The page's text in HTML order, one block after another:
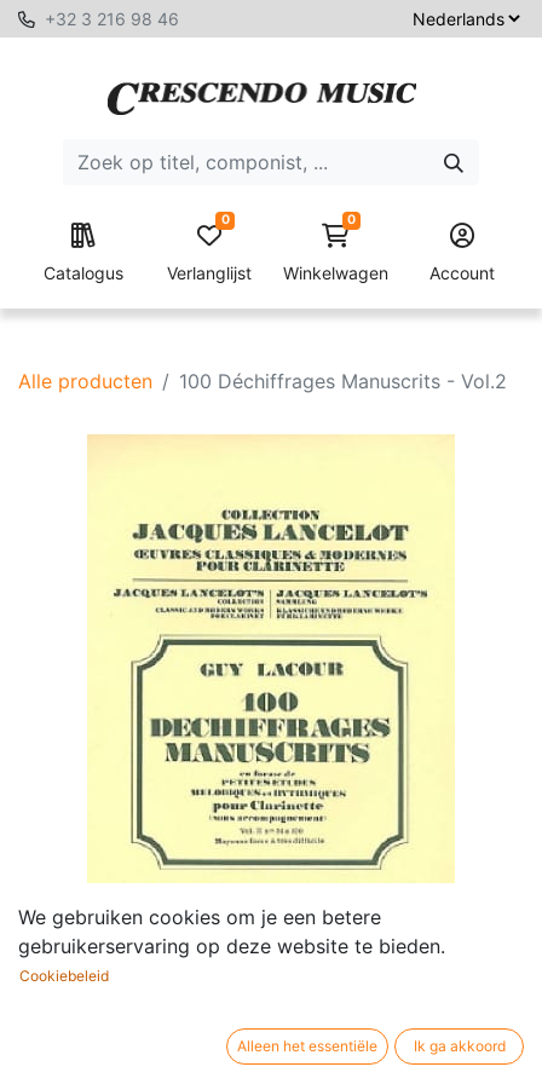
+32 3 216 98 46
Catalogus Verlanglijst
0 0
Winkelwagen Account
Alle producten 100 Déchiffrages Manuscrits - Vol.2
100 Déchiffrages Manuscrits -
We gebruiken cookies om je een betere
gebruikerservaring op deze website te bieden.
Cookiebeleid
Alleen het essentiële Ik ga akkoord